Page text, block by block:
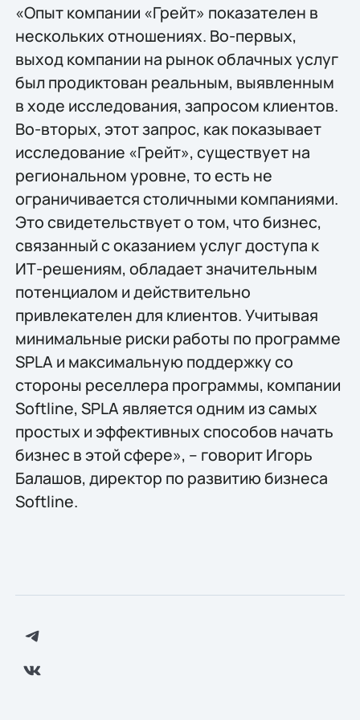
«Опыт компании «Грейт» показателен в
нескольких отношениях. Во-первых,
выход компании на рынок облачных услуг
был продиктован реальным, выявленным
в ходе исследования, запросом клиентов.
Во-вторых, этот запрос, как показывает
исследование «Грейт», существует на
региональном уровне, то есть не
ограничивается столичными компаниями.
Это свидетельствует о том, что бизнес,
связанный с оказанием услуг доступа к
ИТ-решениям, обладает значительным
потенциалом и действительно
привлекателен для клиентов. Учитывая
минимальные риски работы по программе
SPLA и максимальную поддержку со
стороны реселлера программы, компании
Softline, SPLA является одним из самых
простых и эффективных способов начать
бизнес в этой сфере», – говорит Игорь
Балашов, директор по развитию бизнеса
Softline.